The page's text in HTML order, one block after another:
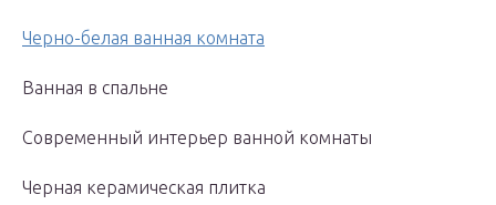
Черно-белая ванная комната
Ванная в спальне
Современный интерьер ванной комнаты
Черная керамическая плитка